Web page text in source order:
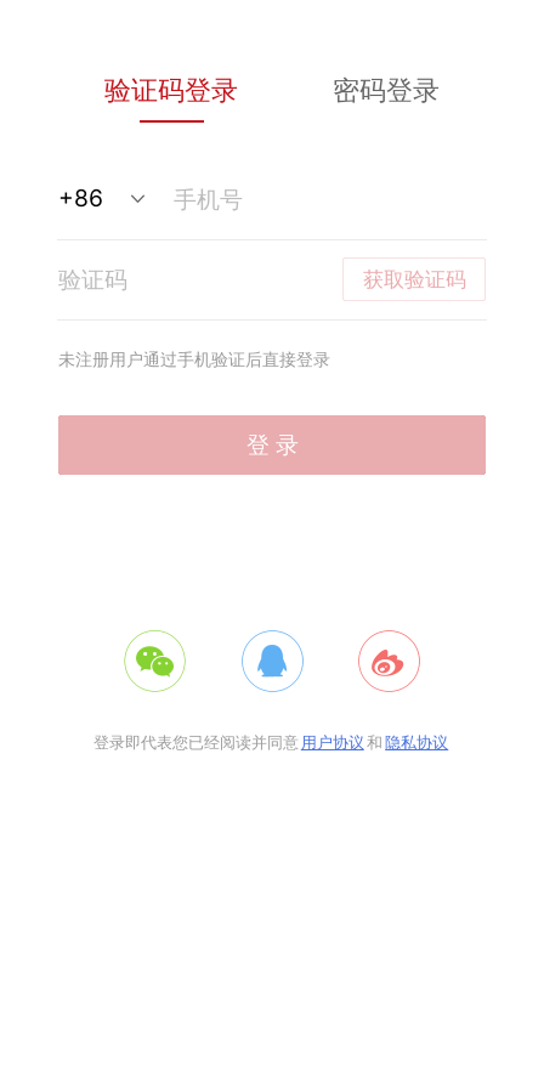
验证码登录 密码登录
获取验证码
未注册用户通过手机验证后直接登录
登 录
登录即代表您已经阅读并同意用户协议和隐私协议